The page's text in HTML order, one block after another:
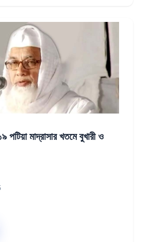
পটিয়া মাদ্রাসার খতমে বুখারী ও